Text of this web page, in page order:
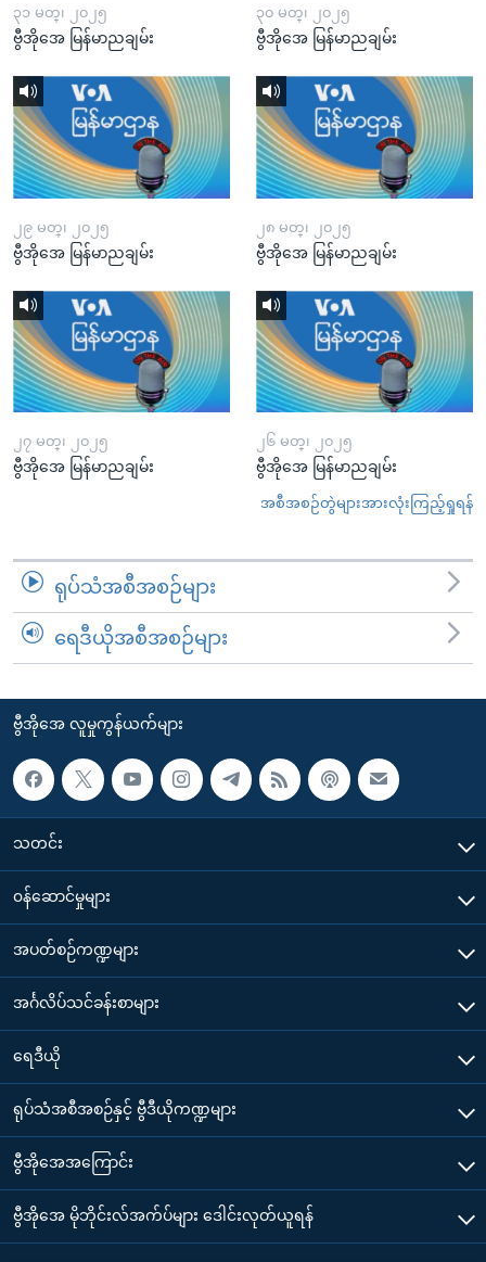
၃၁ မတ္၊ ၂၀၂၅
ဗွီအိုအေ မြန်မာညချမ်း
၃၀ မတ္၊ ၂၀၂၅
ဗွီအိုအေ မြန်မာညချမ်း
၂၉ မတ္၊ ၂၀၂၅
ဗွီအိုအေ မြန်မာညချမ်း
၂၈ မတ္၊ ၂၀၂၅
ဗွီအိုအေ မြန်မာညချမ်း
၂၇ မတ္၊ ၂၀၂၅
ဗွီအိုအေ မြန်မာညချမ်း
၂၆ မတ္၊ ၂၀၂၅
ဗွီအိုအေ မြန်မာညချမ်း
အစီအစဉ်တွဲများအားလုံးကြည့်ရှုရန်
ရုပ်သံအစီအစဉ်များ
ရေဒီယိုအစီအစဉ်များ
ဗွီအိုအေ လူမှုကွန်ယက်များ
သတင်း
၀န်ဆောင်မှုများ
အပတ်စဉ်ကဏ္ဍများ
အင်္ဂလိပ်သင်ခန်းစာများ
ရေဒီယို
ရုပ်သံအစီအစဉ်နှင့် ဗွီဒီယိုကဏ္ဍများ
ဗွီအိုအေအကြောင်း
ဗွီအိုအေ မိုဘိုင်းလ်အက်ပ်များ ဒေါင်းလုတ်ယူရန်